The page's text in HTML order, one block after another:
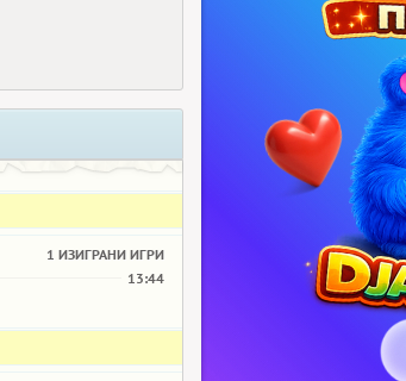
1 ИЗИГРАНИ ИГРИ
13:44